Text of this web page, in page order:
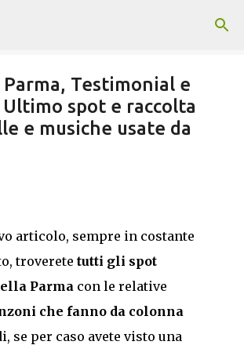
ai contenuti principali
Testimonial e
Ultimo spot e raccolta
e musiche usate da
articolo, sempre in costante
troverete tutti gli spot
Parma con le relative
che fanno da colonna
se per caso avete visto una